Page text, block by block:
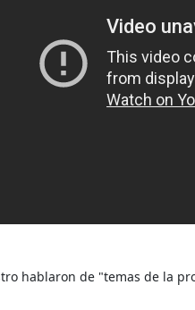
hablaron de "temas de la